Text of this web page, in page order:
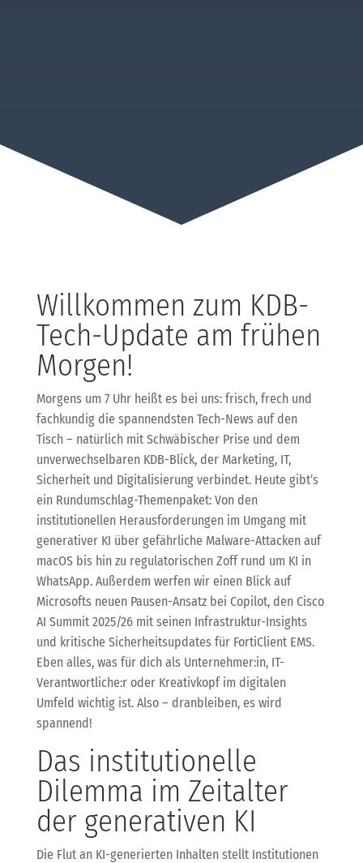
Willkommen zum KDB-
Tech-Update am frühen
Morgen!
Morgens um 7 Uhr heißt es bei uns: frisch, frech und
fachkundig die spannendsten Tech-News auf den
Tisch – natürlich mit Schwäbischer Prise und dem
unverwechselbaren KDB-Blick, der Marketing, IT,
Sicherheit und Digitalisierung verbindet. Heute gibt’s
ein Rundumschlag-Themenpaket: Von den
institutionellen Herausforderungen im Umgang mit
generativer KI über gefährliche Malware-Attacken auf
macOS bis hin zu regulatorischen Zoff rund um KI in
WhatsApp. Außerdem werfen wir einen Blick auf
Microsofts neuen Pausen-Ansatz bei Copilot, den Cisco
AI Summit 2025/26 mit seinen Infrastruktur-Insights
und kritische Sicherheitsupdates für FortiClient EMS.
Eben alles, was für dich als Unternehmer:in, IT-
Verantwortliche:r oder Kreativkopf im digitalen
Umfeld wichtig ist. Also – dranbleiben, es wird
spannend!
Das institutionelle
Dilemma im Zeitalter
der generativen KI
Die Flut an KI-generierten Inhalten stellt Institutionen